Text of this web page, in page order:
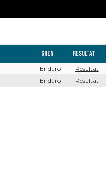
Gren Resultat
Enduro
Resultat
Enduro Resultat